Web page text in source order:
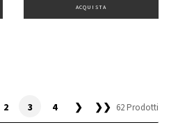
ACQUISTA
2 3 4 ❯ ❯❯ 62 Prodotti